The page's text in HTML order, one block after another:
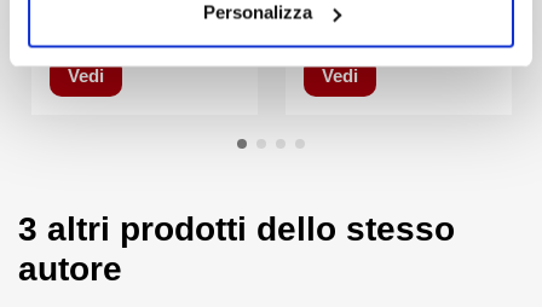
Personalizza
Vedi
76,00 €
Vedi
3 altri prodotti dello stesso
autore